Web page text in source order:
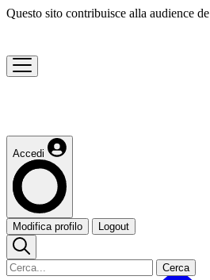
Questo sito contribuisce alla audience de
Accedi
Modifica profilo Logout
Cerca